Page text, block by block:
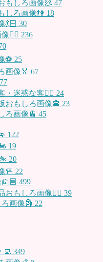
もしろ画像🥻 47
しろ画像👫 18
30
🏃‍♂️ 236
⚽️ 25
画像🏅 67
・迷惑な客🤦‍♀️ 24
おもしろ画像🕋 23
ろ画像🚊 45
122
19
20
🚥 22
499
おもしろ画像🙅‍♀️ 39
画像🗿 22
349